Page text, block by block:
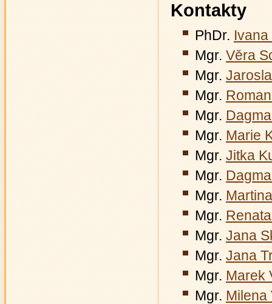
Kontakty
PhDr.
Mgr.Věra
Mgr.
Mgr.
Mgr.
Mgr.Marie
Mgr.Jitka
Mgr.
Mgr.
Mgr.
Mgr.Jana
Mgr.Jana
Mgr.Marek
Mgr.Milena